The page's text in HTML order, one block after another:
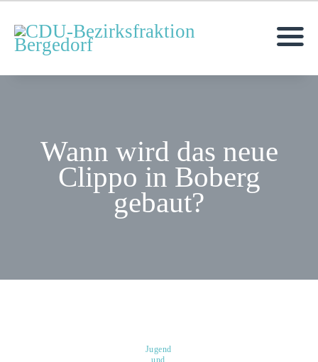
Wann wird das neue
Clippo in Boberg
gebaut?
MITGLIEDER
ANFRAGEN & ANTRÄGE
TERMINE
KONTAKT
Jugend